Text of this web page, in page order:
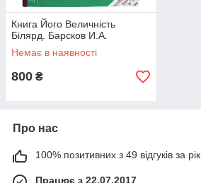
Книга Його Величність
Білярд. Барсков И.А.
Немає в наявності
800 ₴
Про нас
100% позитивних з 49 відгуків за рік
Працює з 22.07.2017